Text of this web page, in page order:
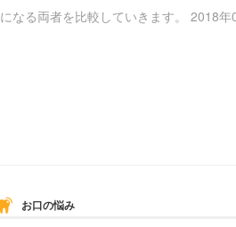
なる両者を比較していきます。 2018年
お口の悩み